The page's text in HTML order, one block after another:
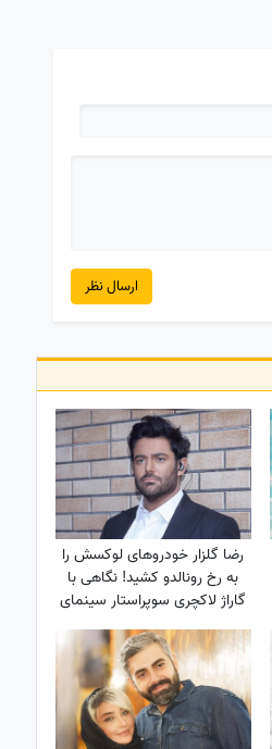
ارسال نظر
رضا گلزار خودروهای لوکسش را
به رخ رونالدو کشید! نگاهی با
گاراژ لاکچری سوپراستار سینمای
ایران+عکس